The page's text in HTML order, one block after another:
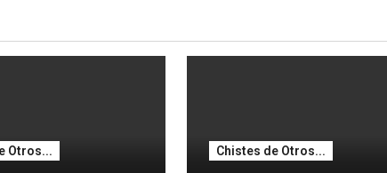
Otros... Chistes de Otros...